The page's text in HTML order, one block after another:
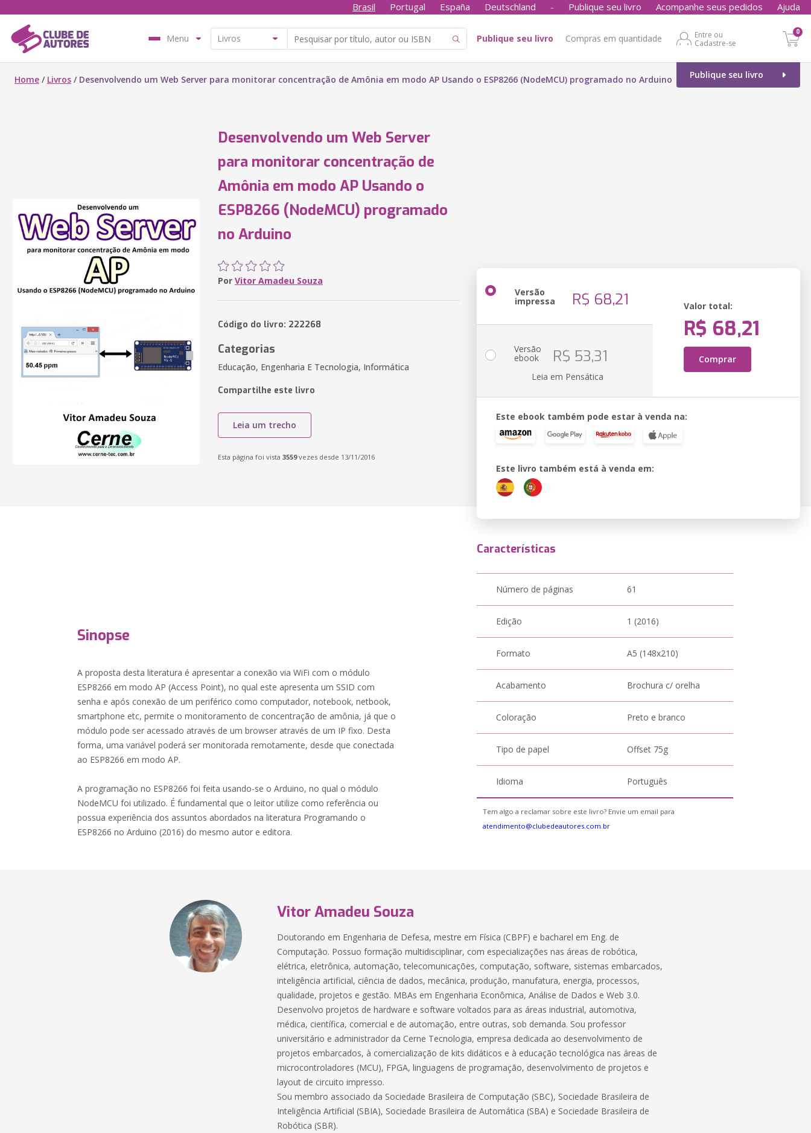
Brasil Portugal España Deutschland - Publique seu livro Acompanhe seus pedidos Ajuda
Menu Publique seu livro Compras em quantidade
Entre ou
Cadastre-se
0
Publique seu livro
Home / Livros / Desenvolvendo um Web Server para monitorar concentração de Amônia em modo AP Usando o ESP8266 (NodeMCU) programado no Arduino
Desenvolvendo um Web Server
para monitorar concentração de
Amônia em modo AP Usando o
ESP8266 (NodeMCU) programado
no Arduino
Por Vitor Amadeu Souza
Código do livro: 222268
Categorias
Educação, Engenharia E Tecnologia, Informática
Compartilhe este livro
Leia um trecho
Esta página foi vista 3559vezes desde 13/11/2016
Versão
impressa R$ 68,21 Valor total:
R$ 68,21
Comprar
Versão
ebook R$ 53,31
Leia em Pensática
Este ebook também pode estar à venda na:
Este livro também está à venda em:
Sinopse
A proposta desta literatura é apresentar a conexão via WiFi com o módulo
ESP8266 em modo AP (Access Point), no qual este apresenta um SSID com
senha e após conexão de um periférico como computador, notebook, netbook,
smartphone etc, permite o monitoramento de concentração de amônia, já que o
módulo pode ser acessado através de um browser através de um IP fixo. Desta
forma, uma variável poderá ser monitorada remotamente, desde que conectada
ao ESP8266 em modo AP.
A programação no ESP8266 foi feita usando-se o Arduino, no qual o módulo
NodeMCU foi utilizado. É fundamental que o leitor utilize como referência ou
possua experiência dos assuntos abordados na literatura Programando o
ESP8266 no Arduino (2016) do mesmo autor e editora.
Características
Número de páginas 61
Edição 1 (2016)
Formato A5 (148x210)
Acabamento Brochura c/ orelha
Coloração Preto e branco
Tipo de papel Offset 75g
Idioma Português
Tem algo a reclamar sobre este livro? Envie um email para
atendimento@clubedeautores.com.br
Vitor Amadeu Souza
Doutorando em Engenharia de Defesa, mestre em Física (CBPF) e bacharel em Eng. de
Computação. Possuo formação multidisciplinar, com especializações nas áreas de robótica,
elétrica, eletrônica, automação, telecomunicações, computação, software, sistemas embarcados,
inteligência artificial, ciência de dados, mecânica, produção, manufatura, energia, processos,
qualidade, projetos e gestão. MBAs em Engenharia Econômica, Análise de Dados e Web 3.0.
Desenvolvo projetos de hardware e software voltados para as áreas industrial, automotiva,
médica, científica, comercial e de automação, entre outras, sob demanda. Sou professor
universitário e administrador da Cerne Tecnologia, empresa dedicada ao desenvolvimento de
projetos embarcados, à comercialização de kits didáticos e à educação tecnológica nas áreas de
microcontroladores (MCU), FPGA, linguagens de programação, desenvolvimento de projetos e
layout de circuito impresso.
Sou membro associado da Sociedade Brasileira de Computação (SBC), Sociedade Brasileira de
Inteligência Artificial (SBIA), Sociedade Brasileira de Automática (SBA) e Sociedade Brasileira de
Robótica (SBR).